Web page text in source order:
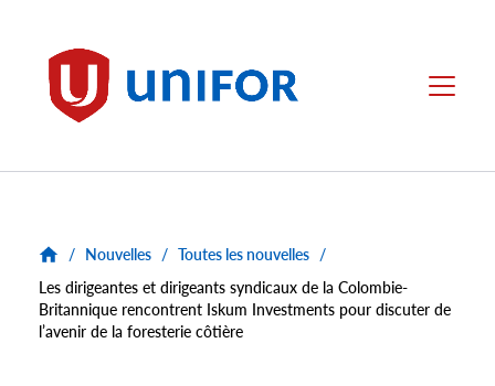
Unifor Menu
/ Nouvelles / Toutes les nouvelles /
Les dirigeantes et dirigeants syndicaux de la Colombie-
Britannique rencontrent Iskum Investments pour discuter de
l’avenir de la foresterie côtière